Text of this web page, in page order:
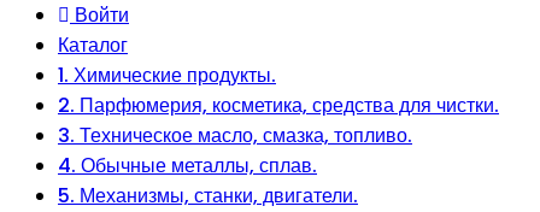
Войти
Каталог
1. Химические продукты.
2. Парфюмерия, косметика, средства для чистки.
3. Техническое масло, смазка, топливо.
4. Обычные металлы, сплав.
5. Механизмы, станки, двигатели.